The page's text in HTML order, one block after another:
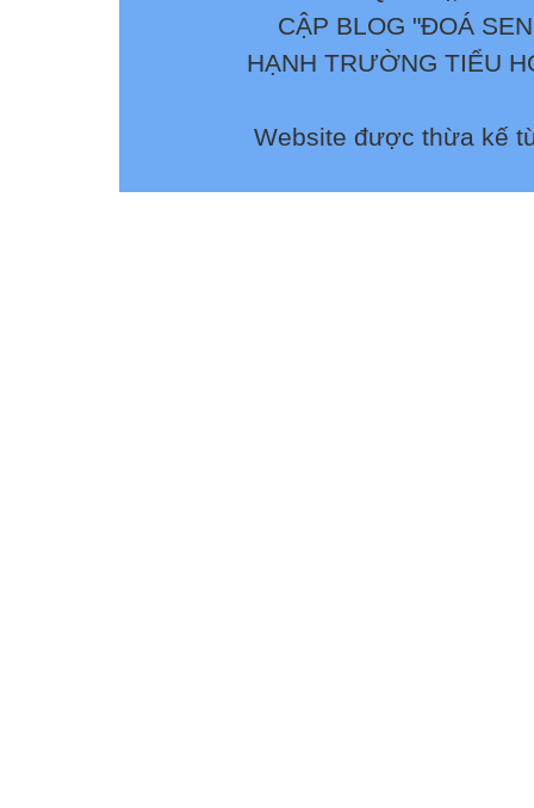
CẬP BLOG "ĐOÁ
HẠNH TRƯỜNG TIỂU
Website được thừa kế